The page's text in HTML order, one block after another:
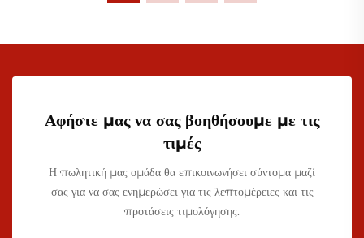
Αφήστε μας να σας βοηθήσουμε με τις
τιμές
Η πωλητική μας ομάδα θα επικοινωνήσει σύντομα μαζί
σας για να σας ενημερώσει για τις λεπτομέρειες και τις
προτάσεις τιμολόγησης.